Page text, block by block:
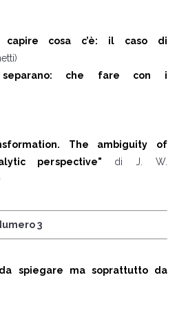
cosa c’è: il caso di
che fare con i
The ambiguity of
perspective" di J. W.
3
spiegare ma soprattutto da